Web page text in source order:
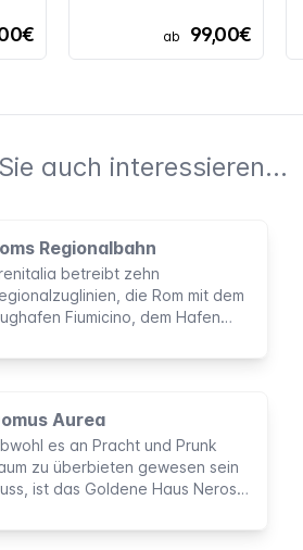
ab 99,00€
auch interessieren...
Regionalbahn
betreibt zehn
die Rom mit dem
Fiumicino, dem Hafen
verbinden.
Aurea
es an Pracht und Prunk
zu überbieten gewesen sein
ist das Goldene Haus Neros
Ruinen der